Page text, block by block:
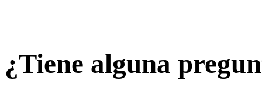
¿Tiene alguna